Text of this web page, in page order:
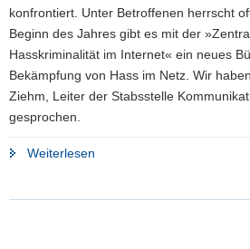
konfrontiert. Unter Betroffenen herrscht
Beginn des Jahres gibt es mit der
Hasskriminalität im Internet« ein neues
Bekämpfung von Hass im Netz. Wir
Ziehm, Leiter der Stabsstelle
gesprochen.
Weiterlesen